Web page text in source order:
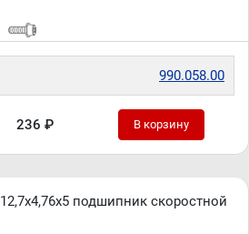
990.058.00
236 ₽ В корзину
12,7x4,76x5 подшипник скоростной